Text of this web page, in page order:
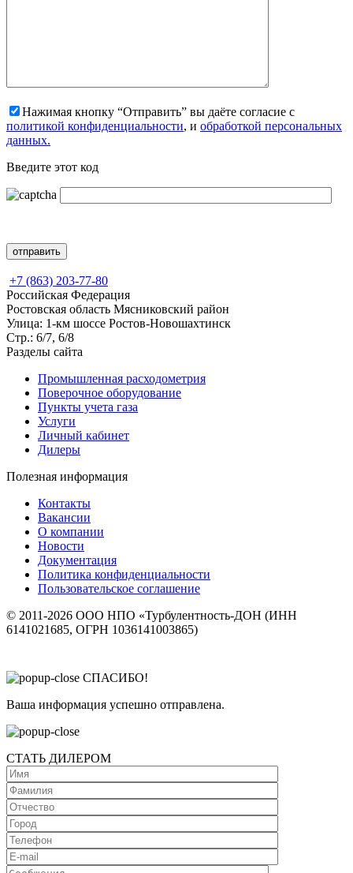
Нажимая кнопку “Отправить” вы даёте согласие с
политикой конфиденциальности, и обработкой персональных
данных.
Введите этот код
+7 (863) 203-77-80
Российская Федерация
Ростовская область Мясниковский район
Улица: 1-км шоссе Ростов-Новошахтинск
Стр.: 6/7, 6/8
Разделы сайта
Промышленная расходометрия
Поверочное оборудование
Пункты учета газа
Услуги
Личный кабинет
Дилеры
Полезная информация
Контакты
Вакансии
О компании
Новости
Документация
Политика конфиденциальности
Пользовательское соглашение
© 2011-2026 ООО НПО «Турбулентность-ДОН (ИНН
6141021685, ОГРН 1036141003865)
СПАСИБО!
Ваша информация успешно отправлена.
СТАТЬ ДИЛЕРОМ